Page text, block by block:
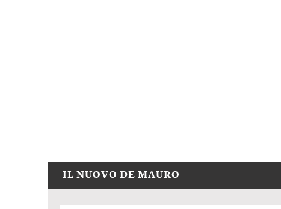
IL NUOVO DE MAURO